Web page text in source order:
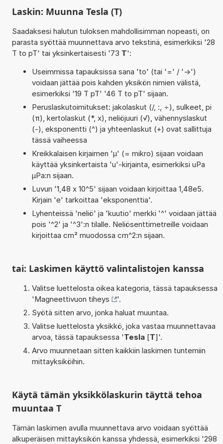
Laskin: Muunna Tesla (T)
Saadaksesi halutun tuloksen mahdollisimman nopeasti, on
parasta syöttää muunnettava arvo tekstinä, esimerkiksi '28
T to pT' tai yksinkertaisesti '73 T':
Useimmissa tapauksissa sana 'to' (tai '=' / '->')
voidaan jättää pois kahden yksikön nimien välistä,
esimerkiksi '19 T pT' '46 T to pT' sijaan.
Peruslaskutoimitukset: jakolaskut (/, :, ÷), sulkeet, pi
(π), kertolaskut (*, x), neliöjuuri (√), vähennyslaskut
(-), eksponentti (^) ja yhteenlaskut (+) ovat sallittuja
tässä vaiheessa
Kreikkalaisen kirjaimen 'µ' (= mikro) sijaan voidaan
käyttää yksinkertaista 'u'-kirjainta, esimerkiksi uPa
µPa:n sijaan.
Luvun '1,48 x 10^5' sijaan voidaan kirjoittaa 1,48e5.
Kirjain 'e' tarkoittaa 'eksponenttia'.
Lyhenteissä 'neliö' ja 'kuutio' merkki '^' voidaan jättää
pois '^2' ja '^3':n tilalle. Neliösenttimetreille voidaan
kirjoittaa cm² muodossa cm^2:n sijaan.
tai: Laskimen käyttö valintalistojen kanssa
Valitse luettelosta oikea kategoria, tässä tapauksessa
'Magneettivuon tiheys
'.
Syötä sitten arvo, jonka haluat muuntaa.
Valitse luettelosta yksikkö, joka vastaa muunnettavaa
arvoa, tässä tapauksessa 'Tesla[T]'.
Arvo muunnetaan sitten kaikkiin laskimen tuntemiin
mittayksiköihin.
Käytä tämän yksikkölaskurin täyttä tehoa
muuntaa T
Tämän laskimen avulla muunnettava arvo voidaan syöttää
alkuperäisen mittayksikön kanssa yhdessä, esimerkiksi '298